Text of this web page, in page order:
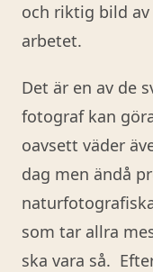
och riktig bild
arbetet.
Det är en av de
fotograf kan
oavsett väder
dag men ändå
som tar allra
ska vara så.